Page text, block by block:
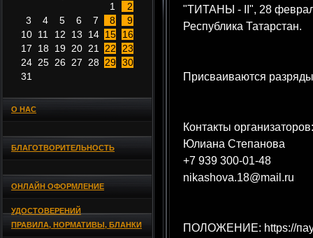
1
2
3
4 5 6 7 8
9
10 11 12 13 14 15
16
17
18 19 20 21 22
23
24 25 26 27 28 29 30
31
О НАС
БЛАГОТВОРИТЕЛЬНОСТЬ
ОНЛАЙН ОФОРМЛЕНИЕ
УДОСТОВЕРЕНИЙ
ПРАВИЛА, НОРМАТИВЫ, БЛАНКИ
"ТИТАНЫ - II", 28
Республика Татарстан.
Присваиваются
Контакты организаторов:
Юлиана Степанова
+7 939 300-01-48
nikashova.18@mail.ru
ПОЛОЖЕНИЕ: https://